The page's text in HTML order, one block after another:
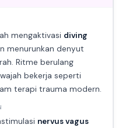
mengaktivasi diving
menurunkan denyut
Ritme berulang
bekerja seperti
terapi trauma modern.
nervus vagus